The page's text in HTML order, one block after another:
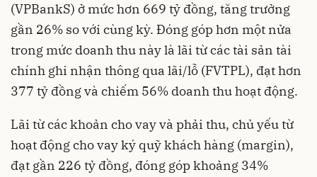
(VPBankS) ở mức hơn 669 tỷ đồng, tăng trưởng
gần 26% so với cùng kỳ. Đóng góp hơn một nửa
trong mức doanh thu này là lãi từ các tài sản tài
chính ghi nhận thông qua lãi/lỗ (FVTPL), đạt hơn
377 tỷ đồng và chiếm 56% doanh thu hoạt động.
Lãi từ các khoản cho vay và phải thu, chủ yếu từ
hoạt động cho vay ký quỹ khách hàng (margin),
đạt gần 226 tỷ đồng, đóng góp khoảng 34%